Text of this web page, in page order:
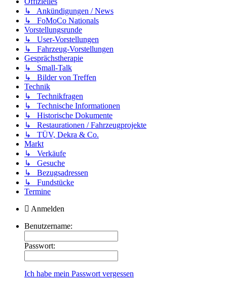
↳ Ankündigungen / News
↳ FoMoCo Nationals
Vorstellungsrunde
↳ User-Vorstellungen
↳ Fahrzeug-Vorstellungen
Gesprächstherapie
↳ Small-Talk
↳ Bilder von Treffen
Technik
↳ Technikfragen
↳ Technische Informationen
↳ Historische Dokumente
↳ Restaurationen / Fahrzeugprojekte
↳ TÜV, Dekra & Co.
Markt
↳ Verkäufe
↳ Gesuche
↳ Bezugsadressen
↳ Fundstücke
Termine
Anmelden
Benutzername:
Passwort:
Ich habe mein Passwort vergessen